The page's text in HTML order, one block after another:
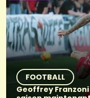
FOOTBALL
Geoffrey